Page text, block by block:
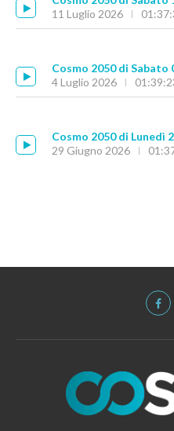
11 Luglio 2026
Cosmo 2050 di Sabato
4 Luglio 2026
Cosmo 2050 di Lunedì
29 Giugno 2026